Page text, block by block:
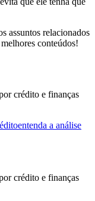
assuntos relacionados
conteúdos!
crédito e finanças
entenda a análise
crédito e finanças